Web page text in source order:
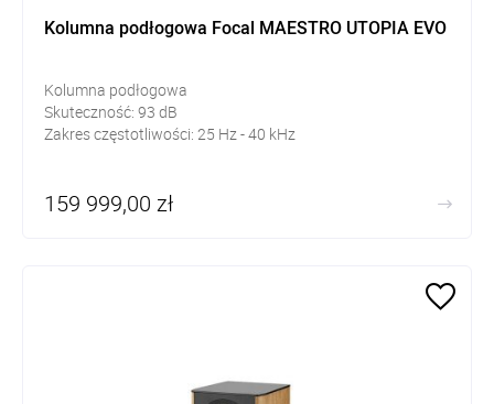
Kolumna podłogowa Focal MAESTRO UTOPIA EVO
Kolumna podłogowa
Skuteczność: 93 dB
Zakres częstotliwości: 25 Hz - 40 kHz
159 999,00 zł